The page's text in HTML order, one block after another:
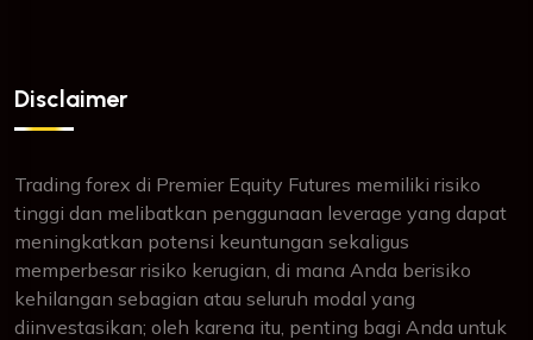
Disclaimer
Trading forex di Premier Equity Futures memiliki risiko
tinggi dan melibatkan penggunaan leverage yang dapat
meningkatkan potensi keuntungan sekaligus
memperbesar risiko kerugian, di mana Anda berisiko
kehilangan sebagian atau seluruh modal yang
diinvestasikan; oleh karena itu, penting bagi Anda untuk